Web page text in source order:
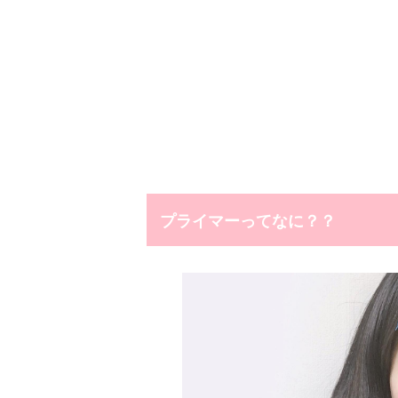
プライマーってなに？？